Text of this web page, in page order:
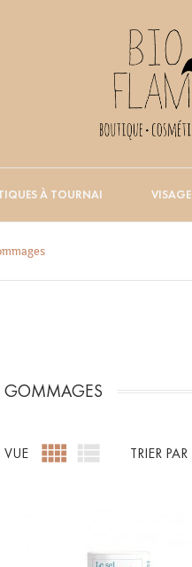
À TOURNAI VISAGE
GOMMAGES
VUE   TRIER PAR